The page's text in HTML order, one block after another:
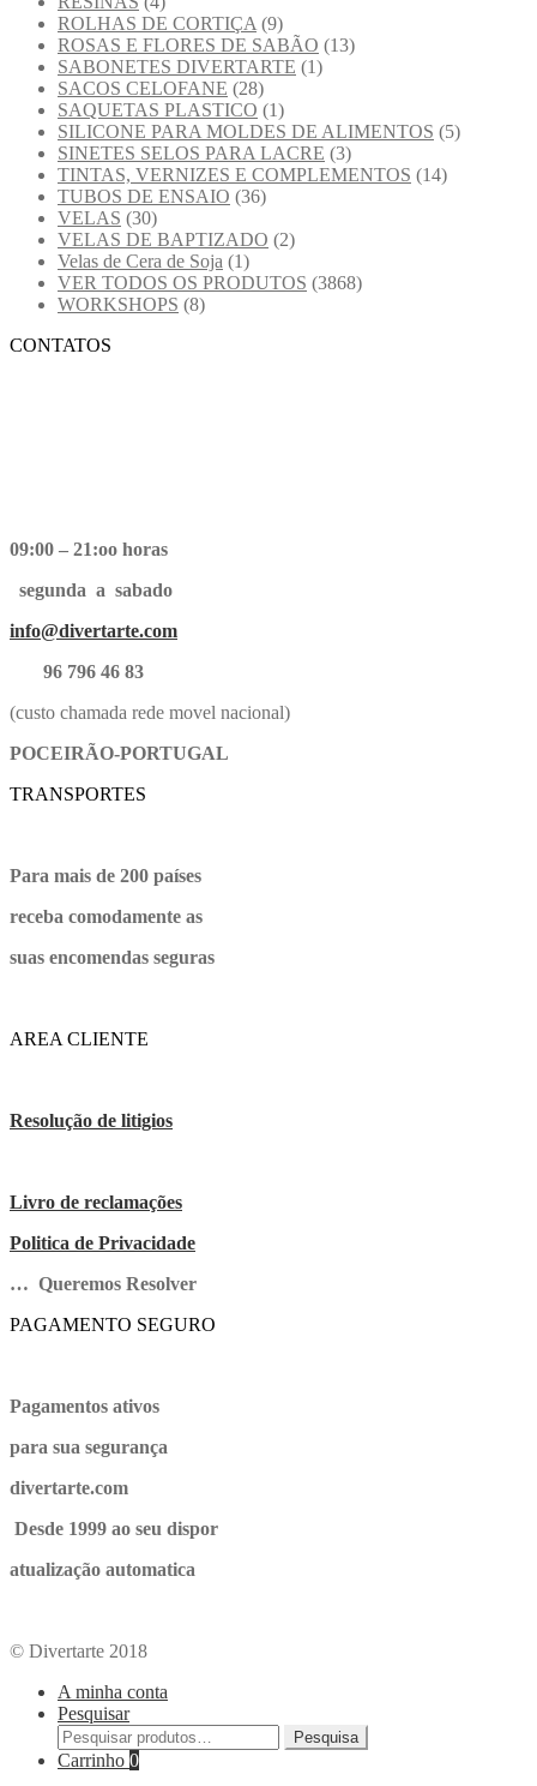
ROLHAS DE CORTIÇA (9)
ROSAS E FLORES DE SABÃO (13)
SABONETES DIVERTARTE (1)
SACOS CELOFANE (28)
SAQUETAS PLASTICO (1)
SILICONE PARA MOLDES DE ALIMENTOS (5)
SINETES SELOS PARA LACRE (3)
TINTAS, VERNIZES E COMPLEMENTOS (14)
TUBOS DE ENSAIO (36)
VELAS (30)
VELAS DE BAPTIZADO (2)
Velas de Cera de Soja (1)
VER TODOS OS PRODUTOS (3868)
WORKSHOPS (8)
CONTATOS
09:00 – 21:oo horas
segunda a sabado
info@divertarte.com
96 796 46 83
(custo chamada rede movel nacional)
POCEIRÃO-PORTUGAL
TRANSPORTES
Para mais de 200 países
receba comodamente as
suas encomendas seguras
AREA CLIENTE
Resolução de litigios
Livro de reclamações
Politica de Privacidade
… Queremos Resolver
PAGAMENTO SEGURO
Pagamentos ativos
para sua segurança
divertarte.com
Desde 1999 ao seu dispor
atualização automatica
© Divertarte 2018
A minha conta
Pesquisar
Pesquisa
Carrinho 0